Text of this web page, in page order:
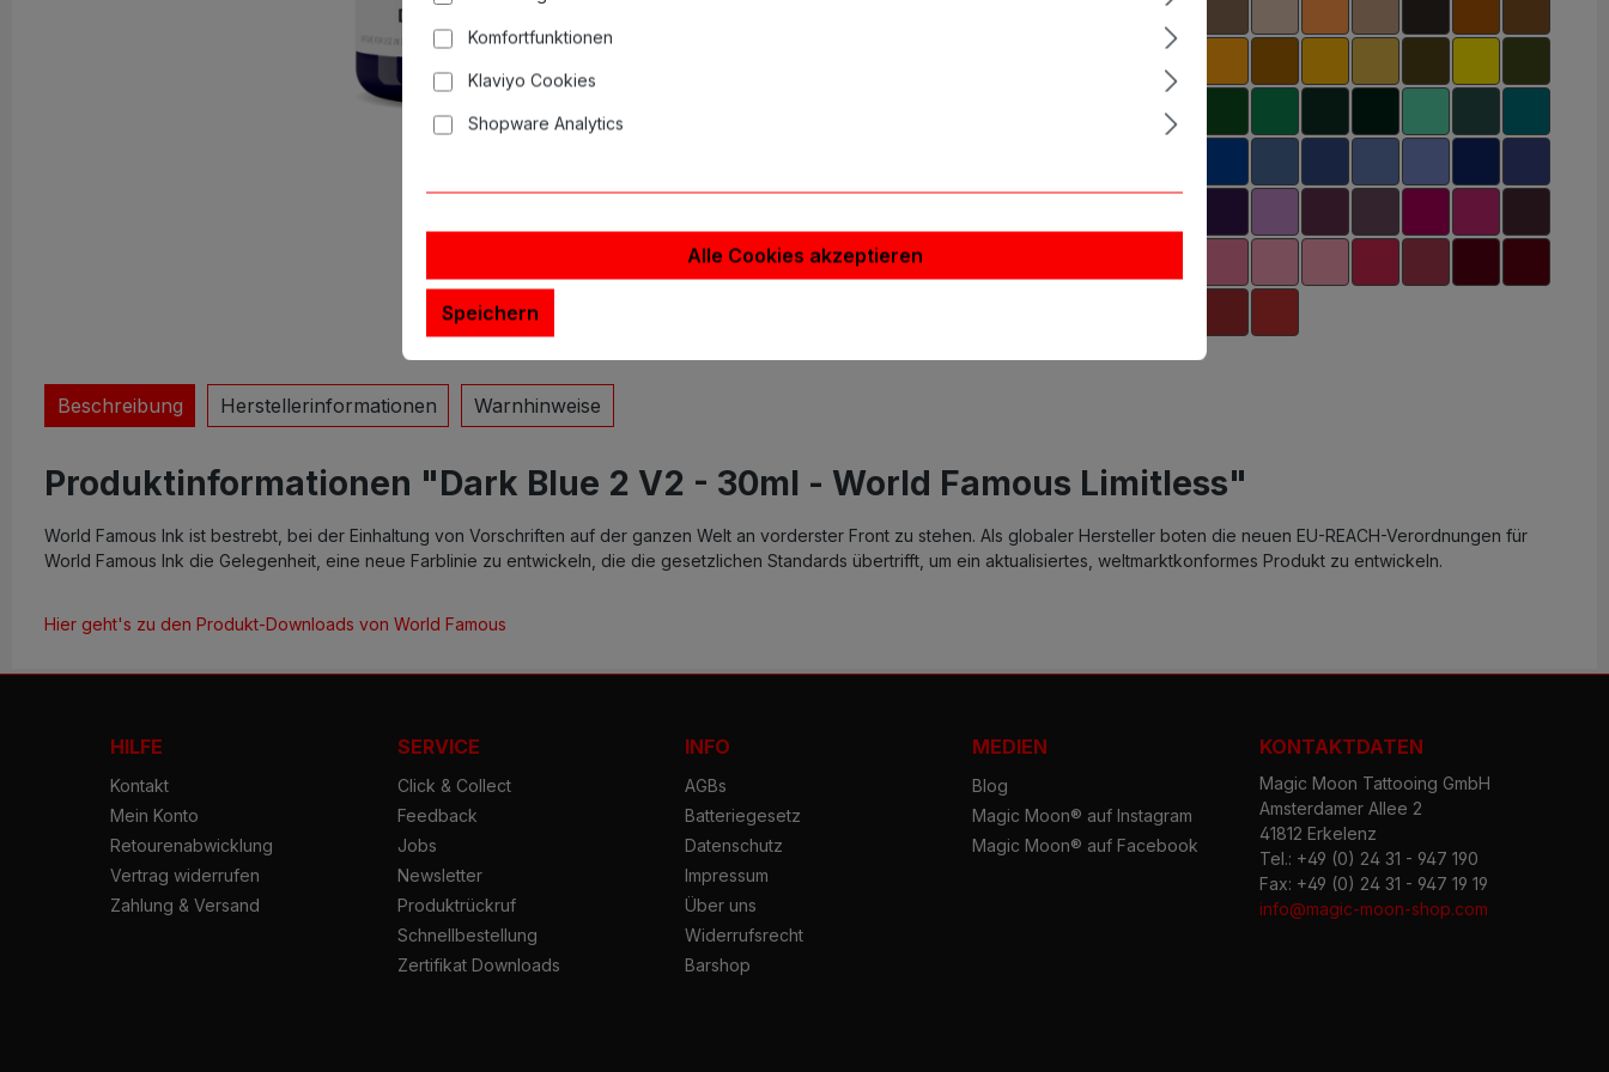
Beschreibung Herstellerinformationen Warnhinweise
Produktinformationen "Dark Blue 2 V2 - 30ml - World Famous Limitless"
World Famous Ink ist bestrebt, bei der Einhaltung von Vorschriften auf der ganzen Welt an vorderster Front zu stehen. Als globaler Hersteller boten die neuen EU-REACH-Verordnungen für
World Famous Ink die Gelegenheit, eine neue Farblinie zu entwickeln, die die gesetzlichen Standards übertrifft, um ein aktualisiertes, weltmarktkonformes Produkt zu entwickeln.
Hier geht's zu den Produkt-Downloads von World Famous
HILFE
Kontakt
Mein Konto
Retourenabwicklung
Vertrag widerrufen
Zahlung & Versand
SERVICE
Click & Collect
Feedback
Jobs
Newsletter
Produktrückruf
Schnellbestellung
Zertifikat Downloads
INFO
AGBs
Batteriegesetz
Datenschutz
Impressum
Über uns
Widerrufsrecht
Barshop
MEDIEN
Blog
Magic Moon® auf Instagram
Magic Moon® auf Facebook
KONTAKTDATEN
Magic Moon Tattooing GmbH
Amsterdamer Allee 2
41812 Erkelenz
Tel.: +49 (0) 24 31 - 947 190
Fax: +49 (0) 24 31 - 947 19 19
info@magic-moon-shop.com
Komfortfunktionen
Klaviyo Cookies
Shopware Analytics
Alle Cookies akzeptieren
Speichern